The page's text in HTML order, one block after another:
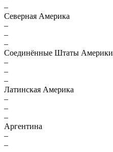
–
Северная Америка
–
–
–
Соединённые Штаты Америки
–
–
–
Латинская Америка
–
–
–
Аргентина
–
–